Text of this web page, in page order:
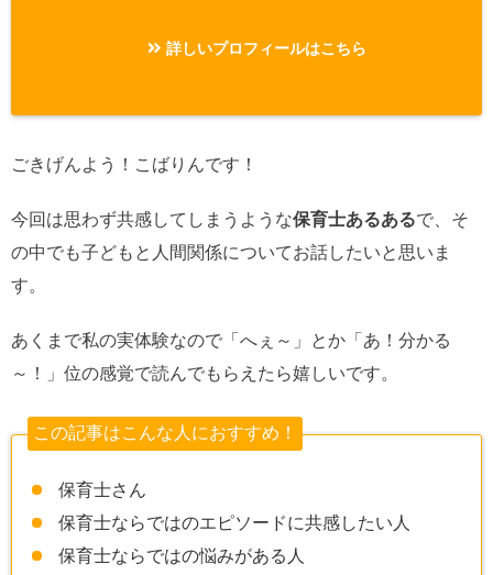
詳しいプロフィールはこちら
ごきげんよう！こばりんです！
今回は思わず共感してしまうような保育士あるあるで、そ
の中でも子どもと人間関係についてお話したいと思いま
す。
あくまで私の実体験なので「へぇ～」とか「あ！分かる
～！」位の感覚で読んでもらえたら嬉しいです。
この記事はこんな人におすすめ！
保育士さん
保育士ならではのエピソードに共感したい人
保育士ならではの悩みがある人